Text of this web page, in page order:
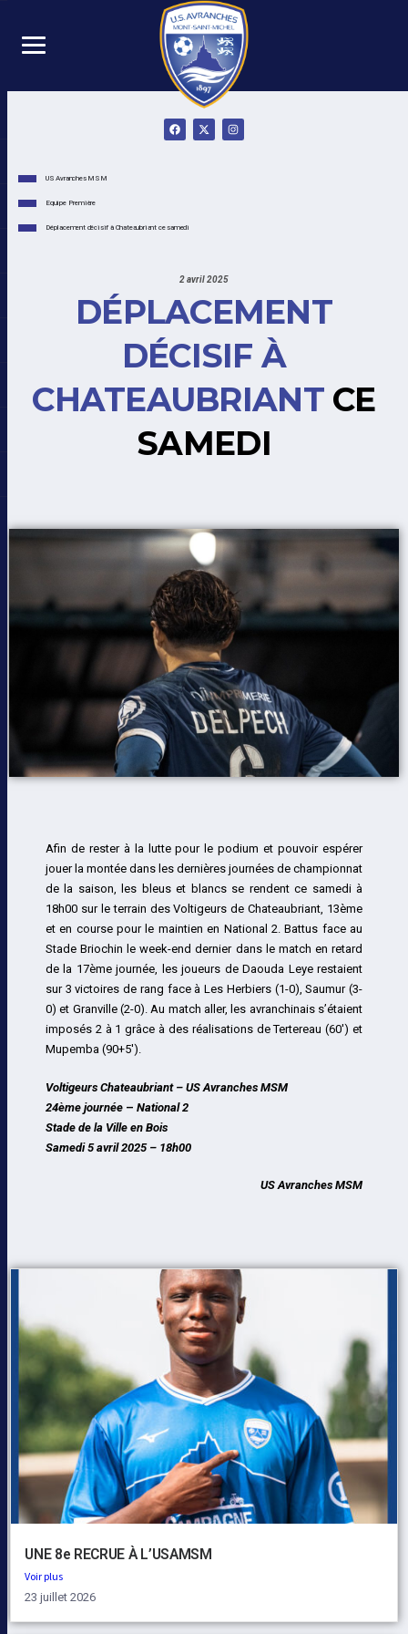
US Avranches MSM
Equipe Première
Déplacement décisif à Chateaubriant ce samedi
2 avril 2025
DÉPLACEMENT
DÉCISIF À
CHATEAUBRIANT CE
SAMEDI
Afin de rester à la lutte pour le podium et pouvoir espérer
jouer la montée dans les dernières journées de championnat
de la saison, les bleus et blancs se rendent ce samedi à
18h00 sur le terrain des Voltigeurs de Chateaubriant, 13ème
et en course pour le maintien en National 2. Battus face au
Stade Briochin le week-end dernier dans le match en retard
de la 17ème journée, les joueurs de Daouda Leye restaient
sur 3 victoires de rang face à Les Herbiers (1-0), Saumur (3-
0) et Granville (2-0). Au match aller, les avranchinais s’étaient
imposés 2 à 1 grâce à des réalisations de Tertereau (60′) et
Mupemba (90+5′).
Voltigeurs Chateaubriant – US Avranches MSM
24ème journée – National 2
Stade de la Ville en Bois
Samedi 5 avril 2025 – 18h00
US Avranches MSM
UNE 8e RECRUE À L’USAMSM
Voir plus
23 juillet 2026